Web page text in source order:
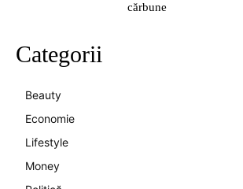
cărbune
Categorii
Beauty
Economie
Lifestyle
Money